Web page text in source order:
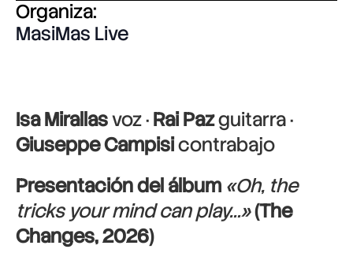
Organiza:
MasiMas Live
Isa Mirallasvoz ·Rai Pazguitarra ·
Giuseppe Campisicontrabajo
Presentación del álbum «Oh, the
tricks your mind can play…»(The
Changes, 2026)